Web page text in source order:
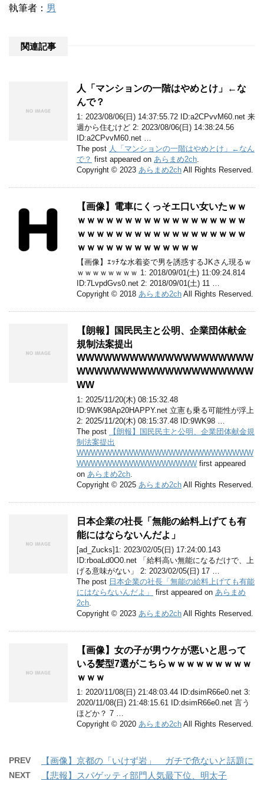
執筆者： 男
関連記事
人「マンションの一階はやめとけ」←な
んで？
1: 2023/08/06(日) 14:37:55.72 ID:a2CPvvM60.net 来
週から住むけど 2: 2023/08/06(日) 14:38:24.56
ID:a2CPvvM60.net …
The post 人「マンションの一階はやめとけ」←なん
で？ first appeared on あらまめ2ch.
Copyright © 2023 あらまめ2ch All Rights Reserved.
【画像】電車にくっそエ口い女いたｗｗ
ｗｗｗｗｗｗｗｗｗｗｗｗｗｗｗｗｗｗ
ｗｗｗｗｗｗｗｗｗｗｗｗｗｗｗｗｗｗ
ｗｗｗｗｗｗｗｗｗｗｗｗｗ
【画像】ｴｯﾁな水着姿で男を誘惑するJKさん現るｗ
ｗｗｗｗｗｗｗｗ 1: 2018/09/01(土) 11:09:24.814
ID:7LvpdGvs0.net 2: 2018/09/01(土) 11 …
Copyright © 2018 あらまめ2ch All Rights Reserved.
【朗報】国民民主と公明、企業団体献金
規制法案提出
WWWWWWWWWWWWWWWWWWWW
WWWWWWWWWWWWWWWWWWWW
WW
1: 2025/11/20(木) 08:15:32.48
ID:9WK98Ap20HAPPY.net 立憲も乗る可能性が浮上
2: 2025/11/20(木) 08:15:37.48 ID:9WK98 …
The post
【朗報】国民民主と公明、企業団体献金規
制法案提出
WWWWWWWWWWWWWWWWWWWWWWWWW
WWWWWWWWWWWWWWWWW first appeared
on あらまめ2ch.
Copyright © 2025 あらまめ2ch All Rights Reserved.
日本企業の社長「無能の給料上げても有
能にはならないんだよ」
[ad_Zucks]1: 2023/02/05(日) 17:24:00.143
ID:rboaLd0O0.net 「給料高い無能になるだけで、上
げる意味がない」 2: 2023/02/05(日) 17 …
The post 日本企業の社長「無能の給料上げても有能
にはならないんだよ」
first appeared on あらまめ
2ch.
Copyright © 2023 あらまめ2ch All Rights Reserved.
【画像】女の子が男ウケが悪いと思って
いる髪型7選がこちらｗｗｗｗｗｗｗｗｗ
ｗｗｗ
1: 2020/11/08(日) 21:48:03.44 ID:dsimR66e0.net 3:
2020/11/08(日) 21:48:15.61 ID:dsimR66e0.net 言う
ほどか？ 7 …
Copyright © 2020 あらまめ2ch All Rights Reserved.
PREV 【画像】京都の「いけず岩」 ガチで危ないと話題に
NEXT 【悲報】スパゲッティ部門人気最下位、明太子